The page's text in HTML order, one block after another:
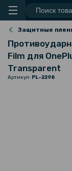
Защитные
Film для
Transparent
Артикул: PL-2298